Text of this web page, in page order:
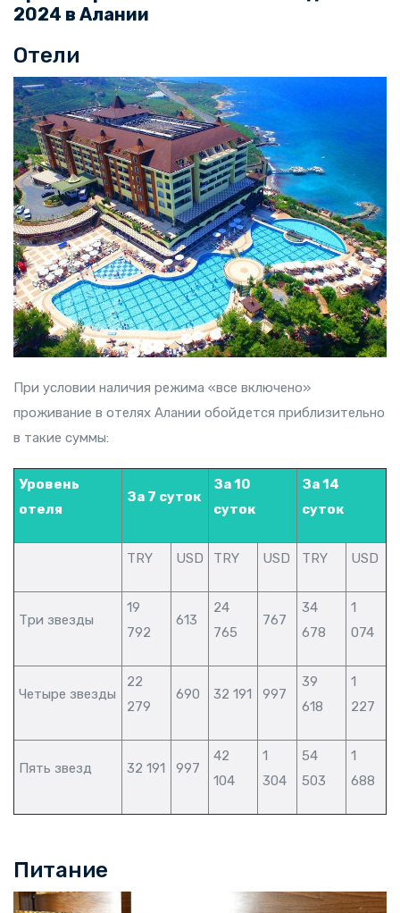
2024 в Алании
Отели
При условии наличия режима «все включено»
проживание в отелях Алании обойдется приблизительно
в такие суммы:
Уровень
отеля
За 7 суток
За 10
суток
За 14
суток
TRY USD TRY USD TRY USD
Три звезды
19
792
613
24
765
767
34
678
1
074
Четыре звезды
22
279
690 32 191 997
39
618
1
227
Пять звезд 32 191 997
42
104
1
304
54
503
1
688
Питание